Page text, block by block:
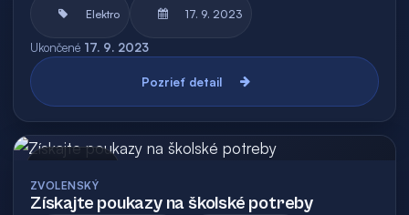
Elektro 17. 9. 2023
Ukončené 17. 9. 2023
Pozrieť detail
ZVOLENSKÝ
Získajte poukazy na školské potreby